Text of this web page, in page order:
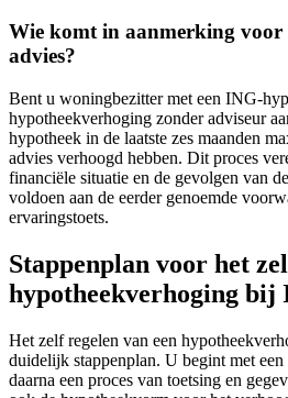
Wie komt in aanmerking voor
advies?
Bent u woningbezitter met een ING-
hypotheekverhoging zonder adviseur
hypotheek in de laatste zes maanden
advies verhoogd hebben. Dit proces
financiële situatie en de gevolgen van
voldoen aan de eerder genoemde
ervaringstoets.
Stappenplan voor het
hypotheekverhoging bij
Het zelf regelen van een
duidelijk stappenplan. U begint met
daarna een proces van toetsing en